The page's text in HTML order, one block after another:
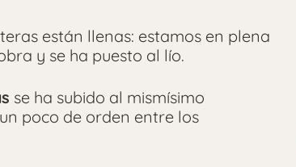
están llenas: estamos en plena
y se ha puesto al lío.
se ha subido al mismísimo
poco de orden entre los